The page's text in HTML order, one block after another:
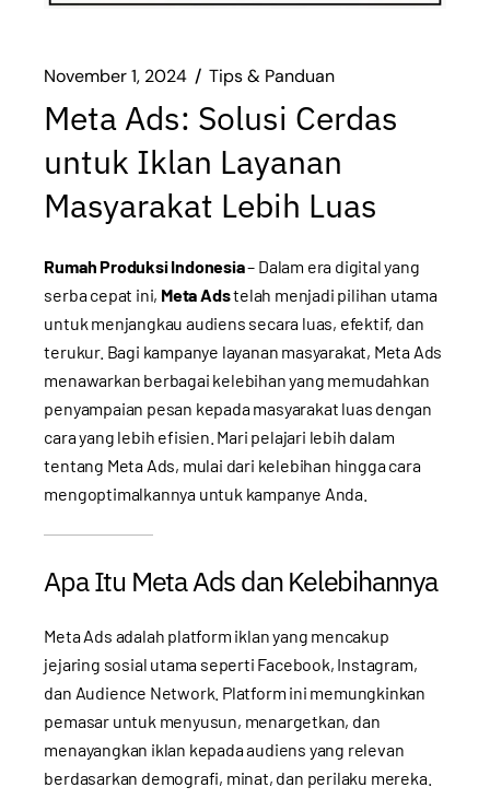
November 1, 2024 Tips & Panduan
Meta Ads: Solusi Cerdas
untuk Iklan Layanan
Masyarakat Lebih Luas
Rumah Produksi Indonesia– Dalam era digital yang
serba cepat ini, Meta Adstelah menjadi pilihan utama
untuk menjangkau audiens secara luas, efektif, dan
terukur. Bagi kampanye layanan masyarakat, Meta Ads
menawarkan berbagai kelebihan yang memudahkan
penyampaian pesan kepada masyarakat luas dengan
cara yang lebih efisien. Mari pelajari lebih dalam
tentang Meta Ads, mulai dari kelebihan hingga cara
mengoptimalkannya untuk kampanye Anda.
Apa Itu Meta Ads dan Kelebihannya
Meta Ads adalah platform iklan yang mencakup
jejaring sosial utama seperti Facebook, Instagram,
dan Audience Network. Platform ini memungkinkan
pemasar untuk menyusun, menargetkan, dan
menayangkan iklan kepada audiens yang relevan
berdasarkan demografi, minat, dan perilaku mereka.